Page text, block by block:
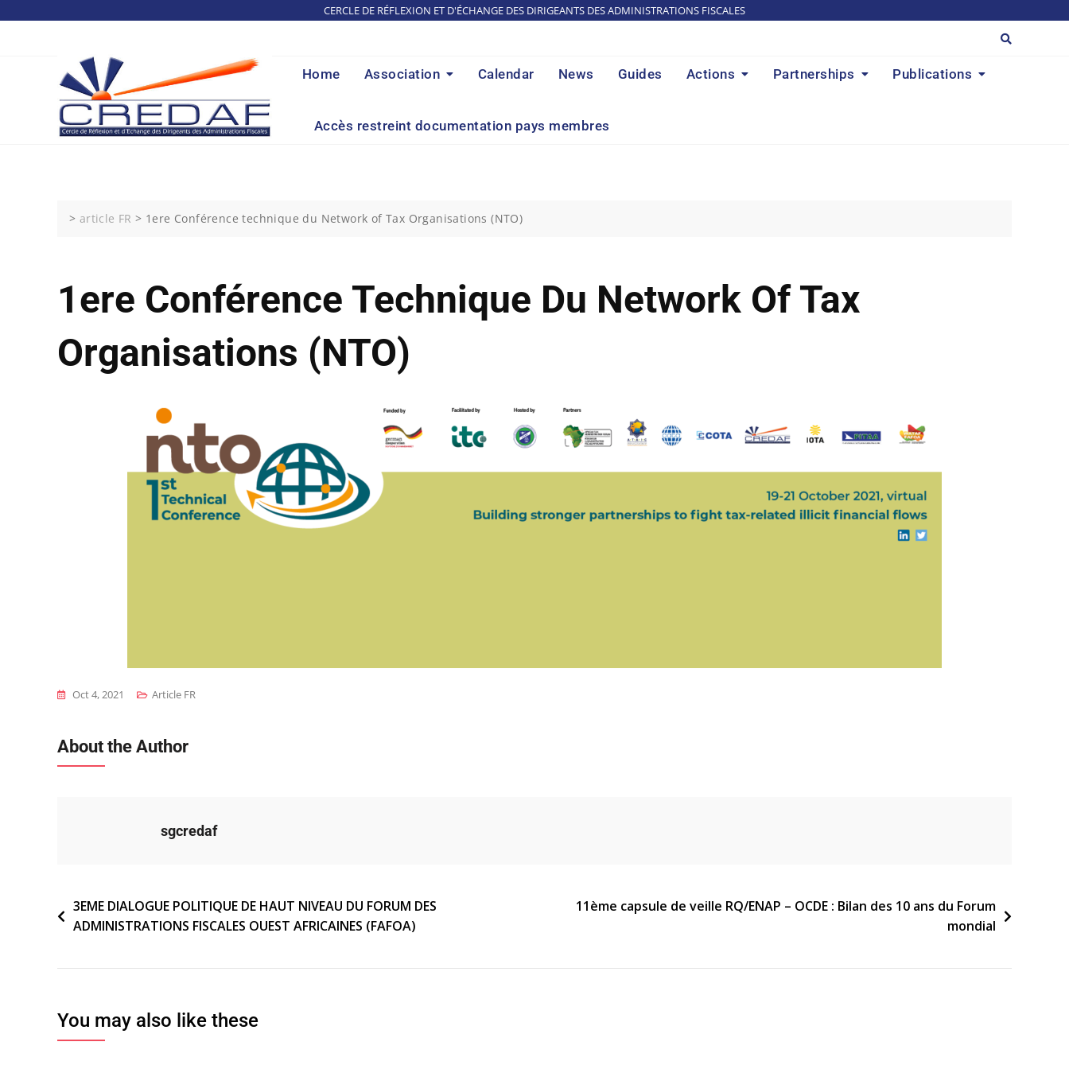
CERCLE DE RÉFLEXION ET D'ÉCHANGE DES DIRIGEANTS DES ADMINISTRATIONS FISCALES
Home Association Calendar News Guides Actions Partnerships Publications
Accès restreint documentation pays membres
> article FR > 1ere Conférence technique du Network of Tax Organisations (NTO)
1ere Conférence Technique Du Network Of Tax
Organisations (NTO)
Oct 4, 2021 Article FR
About the Author
sgcredaf
Navigation
de
3EME DIALOGUE POLITIQUE DE HAUT NIVEAU DU FORUM DES
ADMINISTRATIONS FISCALES OUEST AFRICAINES (FAFOA)
11ème capsule de veille RQ/ENAP – OCDE : Bilan des 10 ans du Forum
mondial
You may also like these